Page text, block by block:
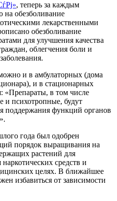
, теперь за каждым
на обезболивание
лекарственными
обезболивание
для улучшения качества
облегчения боли и
и в амбулаторных (дома
и в стационарных
«Препараты, в том числе
и психотропные, будут
поддержания функций органов
года был одобрен
порядок выращивания на
растений для
средств и
целях. В ближайшее
избавиться от зависимости